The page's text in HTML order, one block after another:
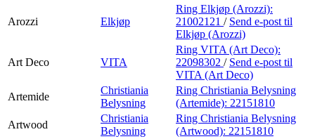
Arozzi Elkjøp
Ring Elkjøp (Arozzi):
21002121 / Send e-post til
Elkjøp (Arozzi)
Art Deco VITA
Ring VITA (Art Deco):
22098302 / Send e-post til
VITA (Art Deco)
Artemide
Christiania
Belysning
Ring Christiania Belysning
(Artemide): 22151810
Artwood
Christiania
Belysning
Ring Christiania Belysning
(Artwood): 22151810